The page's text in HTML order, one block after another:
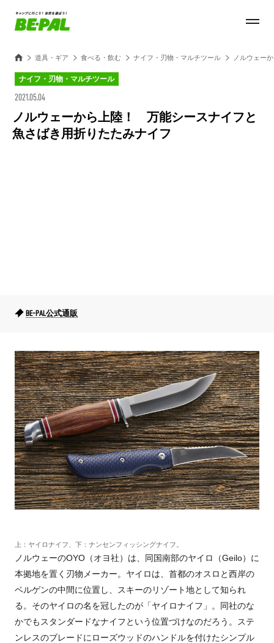
道具・ギア 食べる・飲む ナイフ・刃物・マルチツール ノルウェー
ナイフ・刃物・マルチツール
2021.05.04
ノルウェーから上陸！ 万能シースナイフと
魚さばき用折りたたみナイフ
BE-PAL公式通販
上：ヤイロナイフ、下：ナンセンフィッシングナイフ。
ノルウェーのOYO（オヨ社）は、同国南部のヤイロ（Geilo）に
本拠地を置く刃物メーカー。ヤイロは、首都のオスロと西岸の
ベルゲンの中間に位置し、スキーのリゾート地として知られ
る。そのヤイロの名を冠したのが「ヤイロナイフ」。同社のな
かでもスタンダードなナイフという位置づけなのだろう。ステ
ンレスのブレードにローズウッドのハンドルを付けたシンプル